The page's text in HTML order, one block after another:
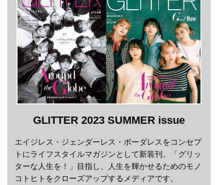
GLITTER 2023 SUMMER issue
エイジレス・ジェンダーレス・ボーダレスをコンセプ
トにライフスタイルマガジンとして新装刊。「グリッ
ターな人生を！」目指し、人生を輝かせるためのモノ
コトヒトをクローズアップするメディアです。